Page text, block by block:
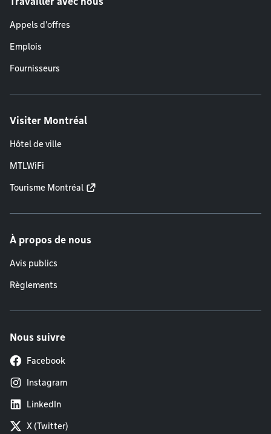
Appels d'offres
Emplois
Fournisseurs
Visiter Montréal
Hôtel de ville
MTLWiFi
Tourisme Montréal
À propos de nous
Avis publics
Règlements
Nous suivre
Facebook
Instagram
LinkedIn
X (Twitter)